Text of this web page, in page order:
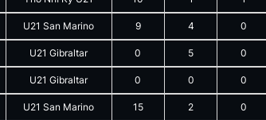
U21 San Marino 9 4 0
U21 Gibraltar 0 5 0
U21 Gibraltar 0 0 0
U21 San Marino 15 2 0